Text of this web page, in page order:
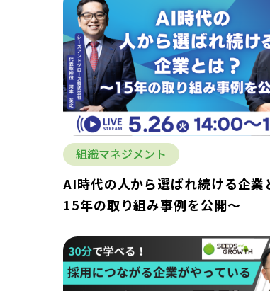
組織マネジメント
AI時代の人から選ばれ続ける企業
15年の取り組み事例を公開～